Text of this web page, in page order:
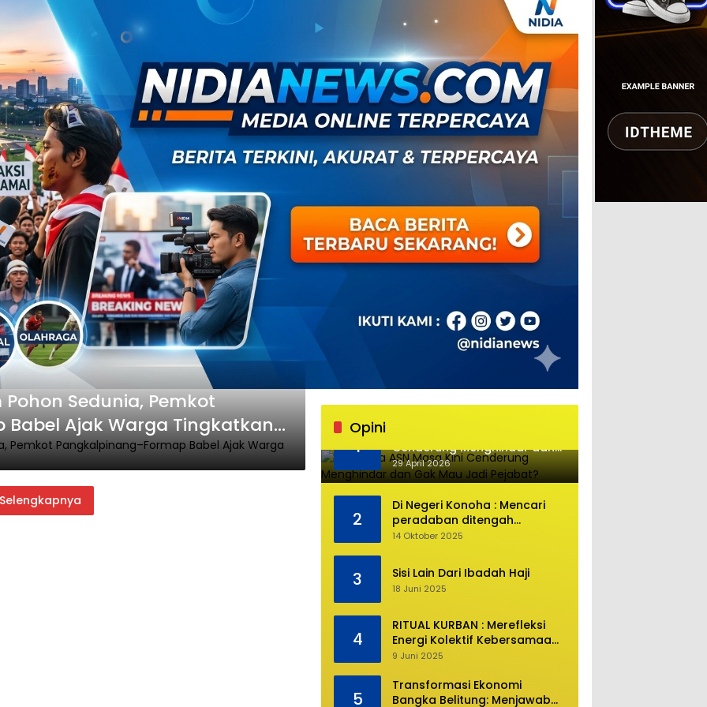
Sedunia, Pemkot
Ajak Warga Tingkatkan
Selengkapnya
Opini
1
Cenderung Menghindar dan
Gak Mau Jadi Pejabat?
29 April 2026
2
Di Negeri Konoha : Mencari
peradaban ditengah
kekosongan pendidikan
14 Oktober 2025
3 Sisi Lain Dari Ibadah Haji
18 Juni 2025
4
RITUAL KURBAN : Merefleksi
Energi Kolektif Kebersamaan
dan Mengeliminasi Sifat
9 Juni 2025
5
Transformasi Ekonomi
Bangka Belitung: Menjawab